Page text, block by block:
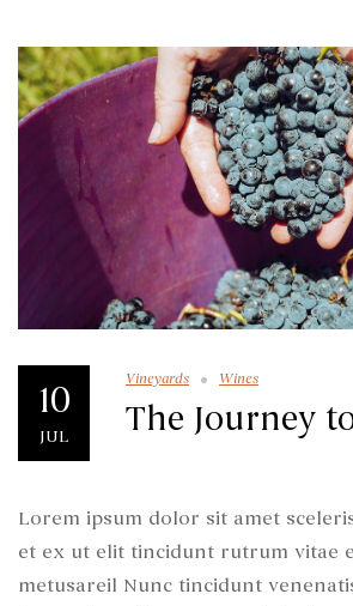
10
JUL
Vineyards Wines
The Journey
Lorem ipsum dolor sit amet
et ex ut elit tincidunt rutrum vitae
metusareil Nunc tincidunt